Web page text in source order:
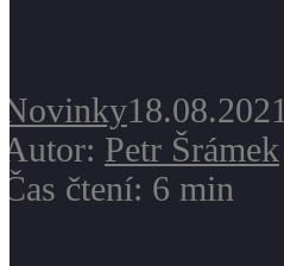
Novinky18.08.2021
Autor: Petr Šrámek
Čas čtení: 6 min